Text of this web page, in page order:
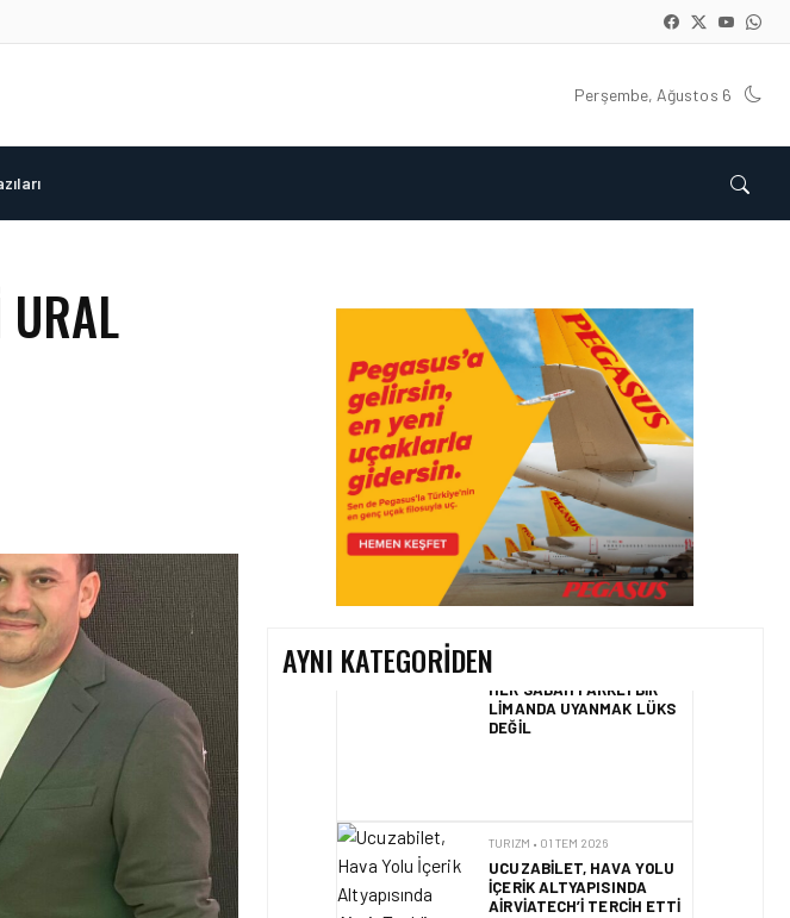
Perşembe, Ağustos 6
AYNI KATEGORIDEN
ROTASI: TÜRKIYE’NIN EN
TURIZM • 18 TEM 2026
TURIZM • 08 TEM 2026
BOOKINGAGORA YENI
NESIL PROGRAMINI
TANITTI!
TURIZM • 02 TEM 2026
HER SABAH FARKLI BIR
LIMANDA UYANMAK LÜKS
DEĞIL
UCUZABILET, HAVA YOLU
İÇERIK ALTYAPISINDA
TURIZM • 24 TEM 2026
AIRVIATECH VE WINGIE
ENUYGUN GROUP’TAN